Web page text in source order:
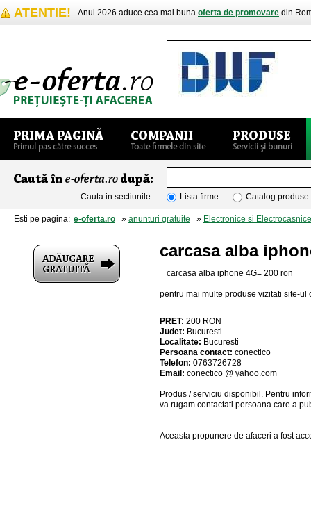
ATENTIE! Anul 2026 aduce cea mai buna oferta de promovare din
Cauta in sectiunile: Lista firme Catalog produse
Esti pe pagina: e-oferta.ro » anunturi gratuite » Electronice si Electrocasnice
carcasa alba
carcasa alba iphone 4G= 200 ron
pentru mai multe produse vizitati site-ul
PRET: 200 RON
Judet: Bucuresti
Localitate: Bucuresti
Persoana contact: conectico
Telefon: 0763726728
Email: conectico @ yahoo.com
Produs / serviciu disponibil . Pentru
va rugam contactati persoana care a
Aceasta propunere de afaceri a fost